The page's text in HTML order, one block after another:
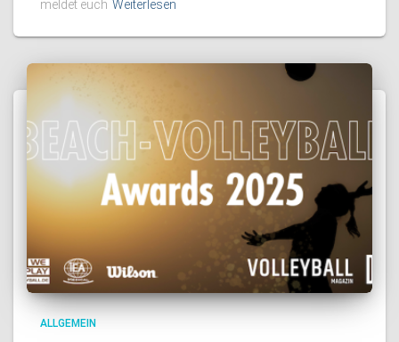
meldet euch Weiterlesen
ALLGEMEIN